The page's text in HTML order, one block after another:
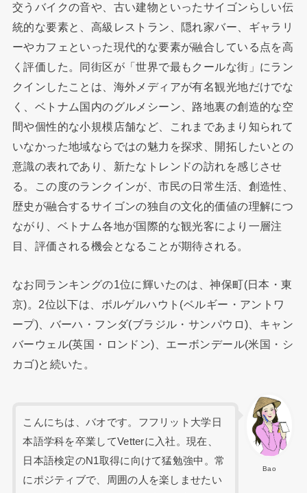
交うバイクの音や、古い建物といったサイゴンらしい伝
統的な要素と、高級レストラン、隠れ家バー、ギャラリ
ーやカフェといった現代的な要素が融合している点を高
く評価した。同街区が「世界で最もクールな街」にラン
クインしたことは、海外メディアが有名観光地だけでな
く、ベトナム国内のグルメシーン、路地裏の創造的な空
間や個性的な小規模店舗など、これまであまり知られて
いなかった地域ならではの魅力を探求、開拓したいとの
意識の表れであり、新たなトレンドの訪れを感じさせ
る。この度のランクインが、市民の日常生活、創造性、
歴史が融合するサイゴンの独自の文化的価値の理解につ
ながり、ベトナム各地が国際的な観光客により一層注
目、評価される機会となることが期待される。
なお同ランキングの1位に輝いたのは、神保町(日本・東
京)。2位以下は、ボルゲルハウト(ベルギー・アントワ
ープ)、バーハ・フンダ(ブラジル・サンパウロ)、キャン
バーウェル(英国・ロンドン)、エーボンデール(米国・シ
カゴ)と続いた。
Bao
こんにちは、バオです。フフリット大学日
本語学科を卒業してVetterに入社。現在、
日本語検定のN1取得に向けて猛勉強中。常
にポジティブで、周囲の人を楽しませたい